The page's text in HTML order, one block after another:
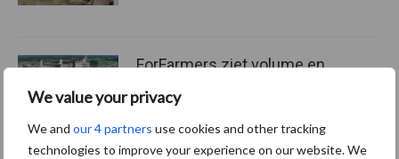
We value your privacy
We and our 4 partners use cookies and other tracking
technologies to improve your experience on our website. We
ForFarmers ziet volume en
krimpende Nederlandse
markt